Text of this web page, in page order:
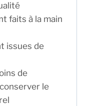
faits à la main
issues de
de
le